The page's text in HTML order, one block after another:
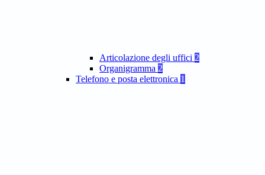
Articolazione degli uffici 2
Organigramma 2
Telefono e posta elettronica 1